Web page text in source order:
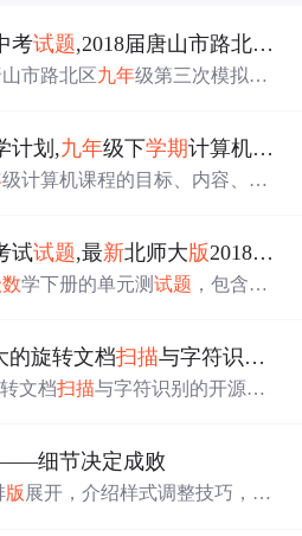
考试题,2018届唐山市路北区中考第三次模拟
市路北区九年级第三次模拟检
的数学综合能力。
计划,九年级下学期计算机学科教学计划.
级计算机课程的目标、内容、教
知识的理解和正确使用。教学
决学生学习困难、激发学习兴
试试题,最新北师大版2018一年
学下册的单元测试题 ，包含加
适合小学生进行自我检测和巩
的旋转文档扫描与字符识别工具
文档扫描与字符识别的开源工
确、易用、开源等特点。
细节决定成败
版 展开，介绍样式调整技巧，如